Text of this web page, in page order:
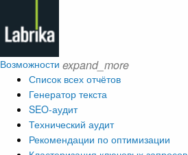
Возможности expand_more
Список всех отчётов
Генератор текста
SEO-аудит
Технический аудит
Рекомендации по оптимизации